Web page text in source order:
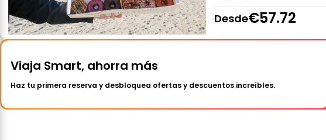
Desde€57.72
Viaja Smart, ahorra más
Haz tu primera reserva y desbloquea ofertas y descuentos increíbles.